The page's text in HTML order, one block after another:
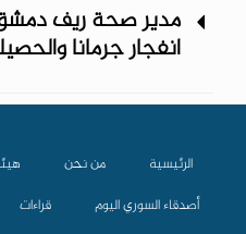
مدير صحة ريف دمشق
انفجار جرمانا والحصيلة
الرئيسية من نحن
أصدقاء السوري اليوم
قراءات